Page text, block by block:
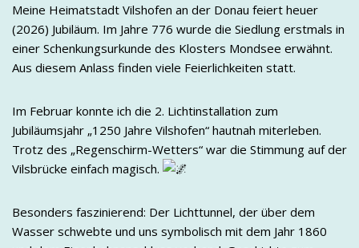
Meine Heimatstadt Vilshofen an der Donau feiert heuer
(2026) Jubiläum. Im Jahre 776 wurde die Siedlung erstmals in
einer Schenkungsurkunde des Klosters Mondsee erwähnt.
Aus diesem Anlass finden viele Feierlichkeiten statt.
Im Februar konnte ich die 2. Lichtinstallation zum
Jubiläumsjahr „1250 Jahre Vilshofen“ hautnah miterleben.
Trotz des „Regenschirm-Wetters“ war die Stimmung auf der
Vilsbrücke einfach magisch.
Besonders faszinierend: Der Lichttunnel, der über dem
Wasser schwebte und uns symbolisch mit dem Jahr 1860